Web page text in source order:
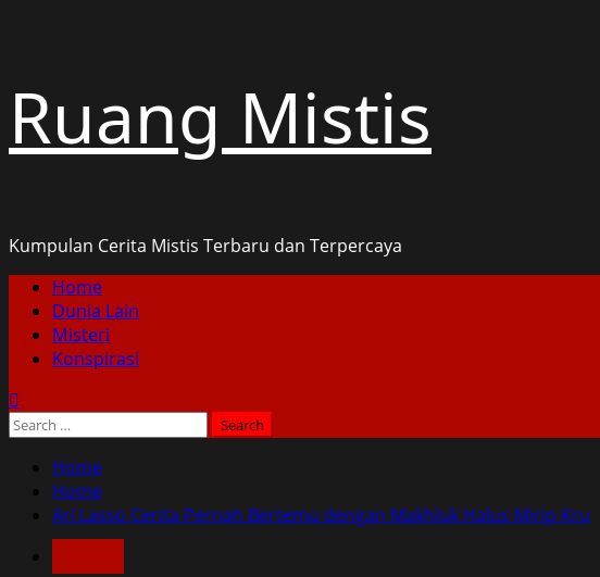
to
content
Ruang Mistis
Kumpulan Cerita Mistis Terbaru dan Terpercaya
Primary
Menu
Home
Dunia Lain
Misteri
Konspirasi
Search
Home
Home
Ari Lasso Cerita Pernah Bertemu dengan Makhluk Halus Mirip Kru